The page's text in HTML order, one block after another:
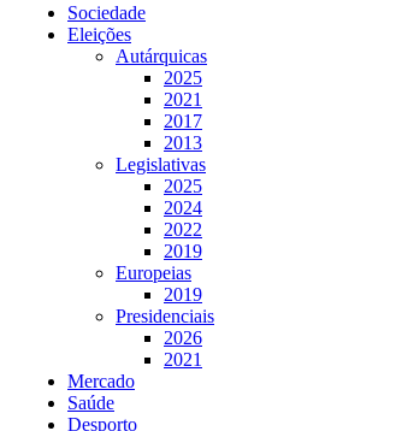
Sociedade
Eleições
Autárquicas
2025
2021
2017
2013
Legislativas
2025
2024
2022
2019
Europeias
2019
Presidenciais
2026
2021
Mercado
Saúde
Desporto